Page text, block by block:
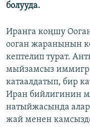
болууда.
Иранга коңшу
ооган жаранынын
кептелип турат.
мыйзамсыз
катаалдатып, бир
Иран бийлигинин
натыйжасында
жай менен